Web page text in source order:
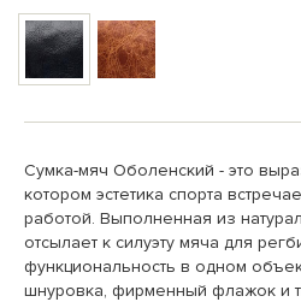
Сумка-мяч Оболенский - это
котором эстетика спорта
работой. Выполненная из
отсылает к силуэту мяча для
функциональность в одном
шнуровка, фирменный флажок и